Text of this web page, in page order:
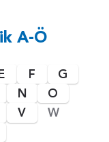
A-Ö
E F
G
N
O
V
W